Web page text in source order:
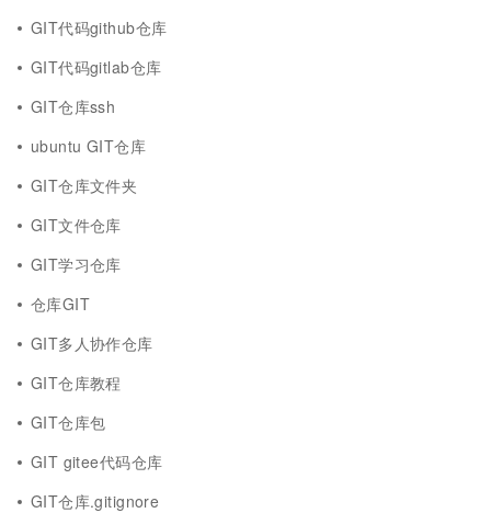
GIT代码github仓库
GIT代码gitlab仓库
GIT仓库ssh
ubuntu GIT仓库
GIT仓库文件夹
GIT文件仓库
GIT学习仓库
仓库GIT
GIT多人协作仓库
GIT仓库教程
GIT仓库包
GIT gitee代码仓库
GIT仓库.gitignore